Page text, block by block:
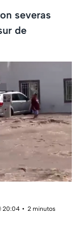
severas
de
20:04
2 minutos